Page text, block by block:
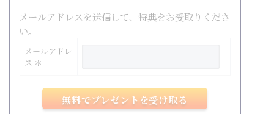
メールアドレスを送信して、特典をお受取りくださ
い。
メールアドレ
ス ＊